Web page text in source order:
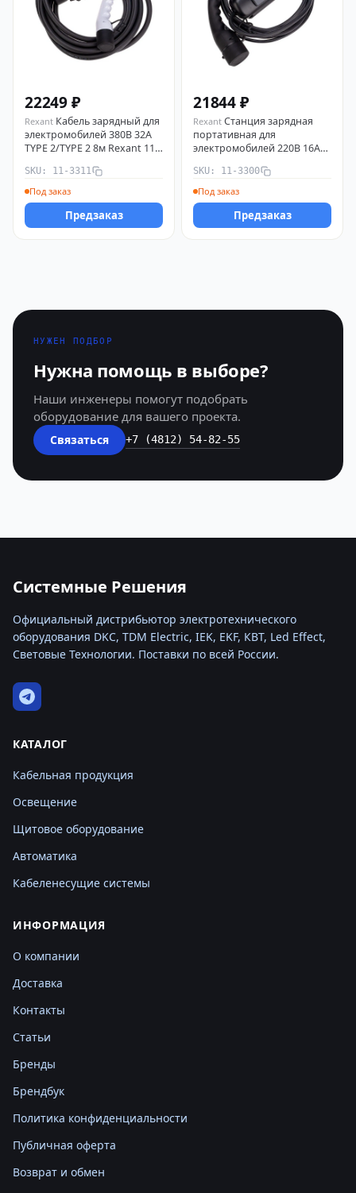
22249 ₽
Rexant Кабель зарядный для
электромобилей 380В 32А
TYPE 2/TYPE 2 8м Rexant 11-
SKU: 11-3311
Под заказ
Предзаказ
21844 ₽
Rexant Станция зарядная
портативная для
электромобилей 220В 16А
3300
SKU: 11-3300
Под заказ
Предзаказ
НУЖЕН ПОДБОР
Нужна помощь в выборе?
Наши инженеры помогут подобрать
оборудование для вашего проекта.
Связаться +7 (4812) 54-82-55
Системные Решения
Официальный дистрибьютор электротехнического
оборудования DKC, TDM Electric, IEK, EKF, КВТ, Led Effect,
Световые Технологии. Поставки по всей России.
КАТАЛОГ
Кабельная продукция
Освещение
Щитовое оборудование
Автоматика
Кабеленесущие системы
ИНФОРМАЦИЯ
О компании
Доставка
Контакты
Статьи
Бренды
Брендбук
Политика конфиденциальности
Публичная оферта
Возврат и обмен